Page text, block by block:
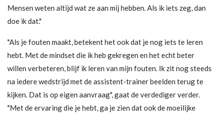
Mensen weten altijd wat ze aan mij hebben. Als ik iets zeg, dan
doe ik dat."
"Als je fouten maakt, betekent het ook dat je nog iets te leren
hebt. Met de mindset die ik heb gekregen en het echt beter
willen verbeteren, blijf ik leren van mijn fouten. Ik zit nog steeds
na iedere wedstrijd met de assistent-trainer beelden terug te
kijken. Dat is op eigen aanvraag", gaat de verdediger verder.
"Met de ervaring die je hebt, ga je zien dat ook de moeilijke